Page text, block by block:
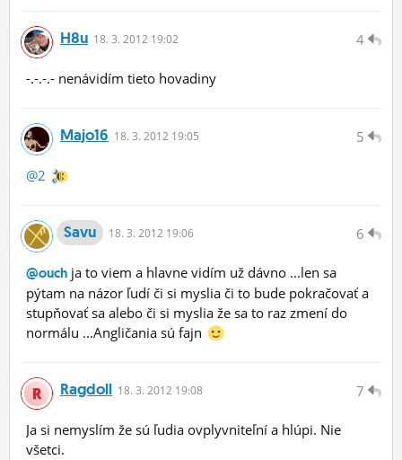
4
H8u 18. 3. 2012 19:02
-.-.-.- nenávidím tieto hovadiny
5
Majo16 18. 3. 2012 19:05
@2
6
Savu 18. 3. 2012 19:06
@ouch ja to viem a hlavne vidím už dávno ...len sa
pýtam na názor ľudí či si myslia či to bude pokračovať a
stupňovať sa alebo či si myslia že sa to raz zmení do
normálu ...Angličania sú fajn
7
Ragdoll 18. 3. 2012 19:08
Ja si nemyslím že sú ľudia ovplyvniteľní a hlúpi. Nie
všetci.